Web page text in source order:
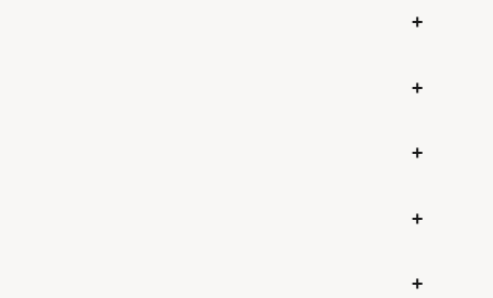
+
+
+
+
+